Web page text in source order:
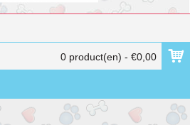
0 product(en) - €0,00